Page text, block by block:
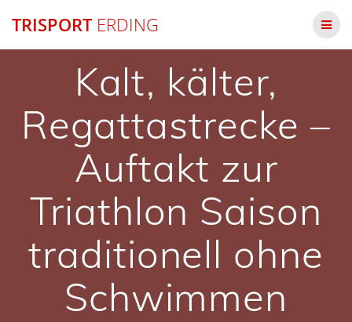
TRISPORTERDING
Kalt, kälter,
Regattastrecke –
Auftakt zur
Triathlon Saison
traditionell ohne
Schwimmen